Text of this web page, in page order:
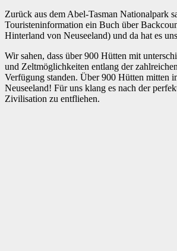
Zurück aus dem Abel-Tasman Nationalpark
Touristeninformation ein Buch über
Hinterland von Neuseeland) und da hat es
Wir sahen, dass über 900 Hütten mit
und Zeltmöglichkeiten entlang der
Verfügung standen. Über 900 Hütten mitten
Neuseeland! Für uns klang es nach der
Zivilisation zu entfliehen.